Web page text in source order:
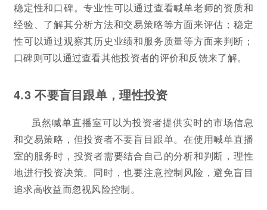
稳定性和口碑。专业性可以通过查看喊单老师的资质和
经验、了解其分析方法和交易策略等方面来评估；稳定
性可以通过观察其历史业绩和服务质量等方面来判断；
口碑则可以通过查看其他投资者的评价和反馈来了解。
4.3 不要盲目跟单，理性投资
虽然喊单直播室可以为投资者提供实时的市场信息
和交易策略，但投资者不要盲目跟单。在使用喊单直播
室的服务时，投资者需要结合自己的分析和判断，理性
地进行投资决策。同时，也要注意控制风险，避免盲目
追求高收益而忽视风险控制。